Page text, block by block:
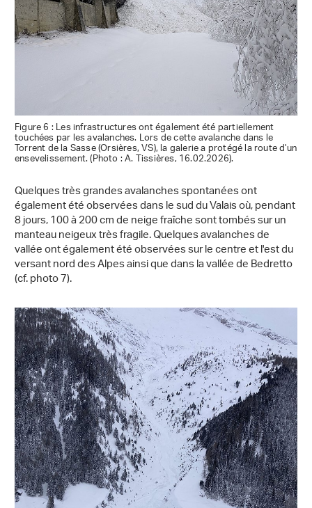
Figure 6 : Les infrastructures ont également été partiellement
touchées par les avalanches. Lors de cette avalanche dans le
Torrent de la Sasse (Orsières, VS), la galerie a protégé la route d'un
ensevelissement. (Photo : A. Tissières, 16.02.2026).
Quelques très grandes avalanches spontanées ont
également été observées dans le sud du Valais où, pendant
8 jours, 100 à 200 cm de neige fraîche sont tombés sur un
manteau neigeux très fragile. Quelques avalanches de
vallée ont également été observées sur le centre et l'est du
versant nord des Alpes ainsi que dans la vallée de Bedretto
(cf. photo 7).